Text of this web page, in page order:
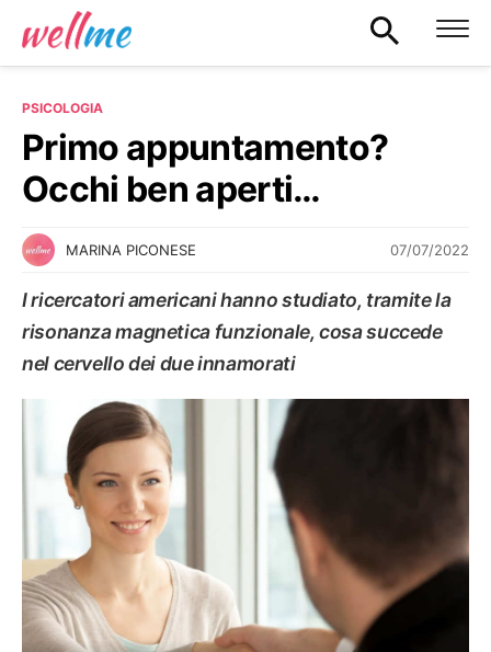
PSICOLOGIA
Primo appuntamento?
Occhi ben aperti…
MARINA PICONESE 07/07/2022
I ricercatori americani hanno studiato, tramite la
risonanza magnetica funzionale, cosa succede
nel cervello dei due innamorati
PSICOLOGIA